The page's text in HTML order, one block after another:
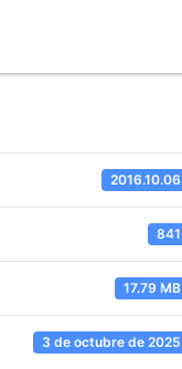
2016.10.06
841
17.79 MB
3 de octubre de 2025